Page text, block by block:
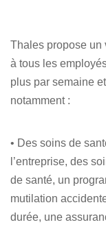
Thales propose un
à tous les
plus par semaine
notamment :
• Des soins de
l’entreprise, des
de santé, un
mutilation
durée, une